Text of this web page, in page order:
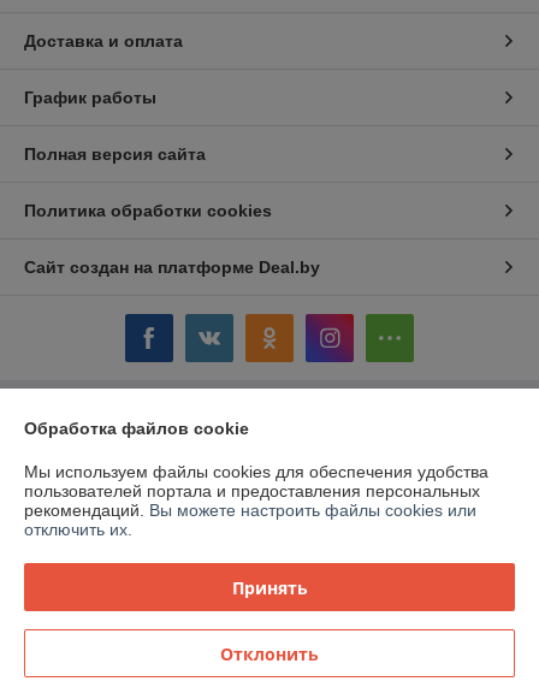
Доставка и оплата
График работы
Полная версия сайта
Политика обработки cookies
Сайт создан на платформе Deal.by
Информация для покупателя
Юридическое лицо:ОАО «Дом торговли»
Витебская обл.,г. Полоцк, ул. Гоголя, 16
Регистрационный номер ЕГР: 300058954
УНП: 300058954
Регистрационный орган: Витебский облисполком
Дата регистрации компании: 12.03.1999
Местонахождение книги жалоб и предложений: ул. Гоголя, 16
Обработка файлов cookie
Мы используем файлы cookies для обеспечения удобства
пользователей портала и предоставления персональных
рекомендаций. Вы можете настроить файлы cookies или
отключить их.
Принять
Отклонить